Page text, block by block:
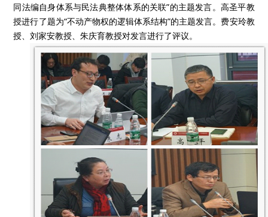
同法编自身体系与民法典整体体系的关联”的主题发言。高圣平教
授进行了题为“不动产物权的逻辑体系结构”的主题发言。费安玲教
授、刘家安教授、朱庆育教授对发言进行了评议。